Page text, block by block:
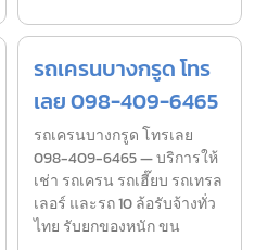
รถเครนบางกรูด โทร
เลย 098-409-6465
รถเครนบางกรูด โทรเลย
098-409-6465 — บริการให้
เช่า รถเครน รถเฮี๊ยบ รถเทรล
เลอร์ และรถ 10 ล้อรับจ้างทั่ว
ไทย รับยกของหนัก ขน